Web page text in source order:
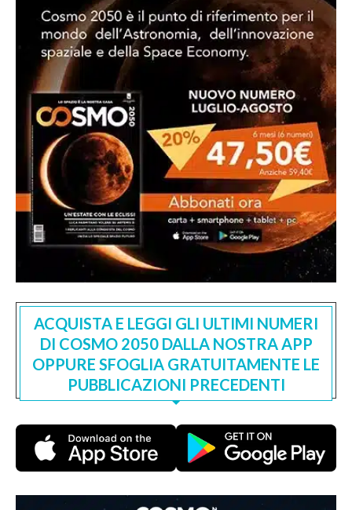
ACQUISTA E LEGGI GLI ULTIMI NUMERI
DI COSMO 2050 DALLA NOSTRA APP
OPPURE SFOGLIA GRATUITAMENTE LE
PUBBLICAZIONI PRECEDENTI